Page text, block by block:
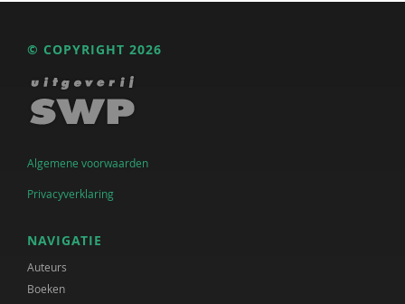
© COPYRIGHT 2026
Algemene voorwaarden
Privacyverklaring
NAVIGATIE
Auteurs
Boeken